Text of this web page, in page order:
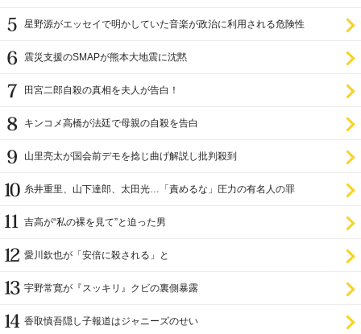
星野源がエッセイで明かしていた音楽が政治に利用される危険性
震災支援のSMAPが熊本大地震に沈黙
田宮二郎自殺の真相を夫人が告白！
キンコメ高橋が法廷で母親の自殺を告白
山里亮太が国会前デモを捻じ曲げ解説し批判殺到
糸井重里、山下達郎、太田光…「責めるな」圧力の有名人の罪
吉高が“私の裸を見て”と迫った男
愛川欽也が「安倍に殺される」と
宇野常寛が『スッキリ』クビの裏側暴露
香取慎吾隠し子報道はジャニーズのせい